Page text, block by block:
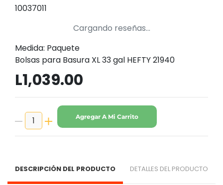
10037011
Cargando reseñas...
Medida: Paquete
Bolsas para Basura XL 33 gal HEFTY 21940
L1,039.00
Agregar A Mi Carrito
DESCRIPCIÓN DEL PRODUCTO DETALLES DEL PRODUCTO